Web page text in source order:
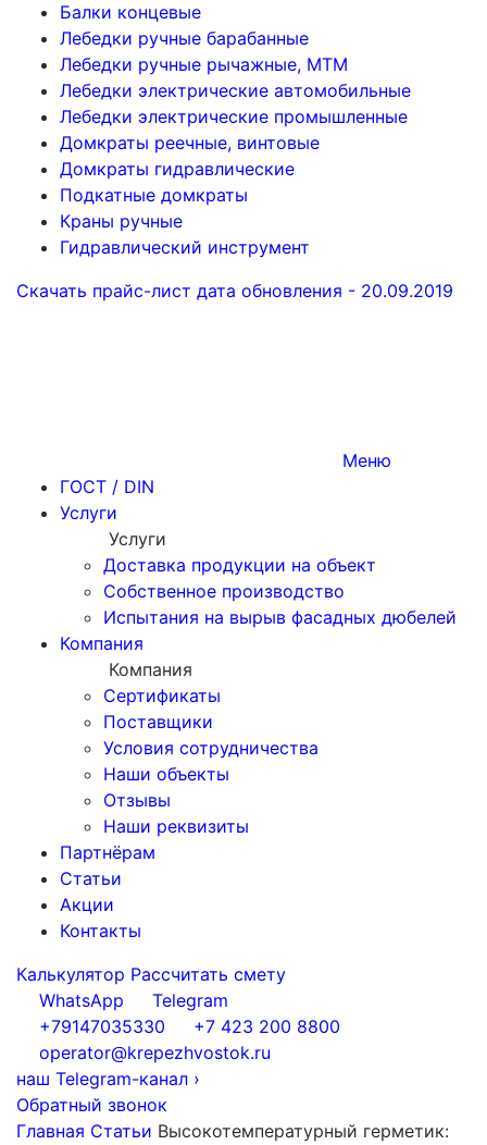
Балки концевые
Лебедки ручные барабанные
Лебедки ручные рычажные, МТМ
Лебедки электрические автомобильные
Лебедки электрические промышленные
Домкраты реечные, винтовые
Домкраты гидравлические
Подкатные домкраты
Краны ручные
Гидравлический инструмент
Скачать прайс-лист дата обновления - 20.09.2019
Меню
ГОСТ / DIN
Услуги
Услуги
Доставка продукции на объект
Собственное производство
Испытания на вырыв фасадных дюбелей
Компания
Компания
Сертификаты
Поставщики
Условия сотрудничества
Наши объекты
Отзывы
Наши реквизиты
Партнёрам
Статьи
Акции
Контакты
Калькулятор Рассчитать смету
WhatsApp
Telegram
+79147035330
+7 423 200 8800
operator@krepezhvostok.ru
наш Telegram-канал ›
Обратный звонок
Главная Статьи Высокотемпературный герметик: